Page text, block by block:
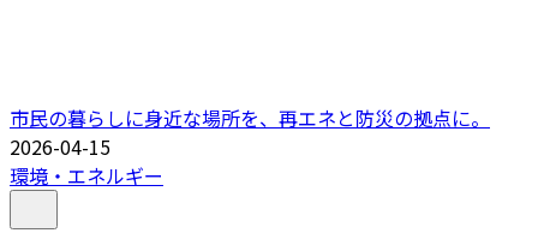
市民の暮らしに身近な場所を、再エネと防災の拠点に。
2026-04-15
環境・エネルギー